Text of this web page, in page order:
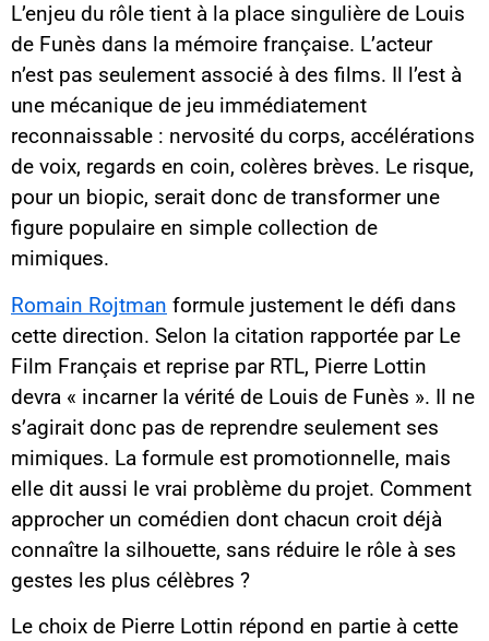
L’enjeu du rôle tient à la place singulière de Louis
de Funès dans la mémoire française. L’acteur
n’est pas seulement associé à des films. Il l’est à
une mécanique de jeu immédiatement
reconnaissable : nervosité du corps, accélérations
de voix, regards en coin, colères brèves. Le risque,
pour un biopic, serait donc de transformer une
figure populaire en simple collection de
mimiques.
Romain Rojtman formule justement le défi dans
cette direction. Selon la citation rapportée par Le
Film Français et reprise par RTL, Pierre Lottin
devra « incarner la vérité de Louis de Funès ». Il ne
s’agirait donc pas de reprendre seulement ses
mimiques. La formule est promotionnelle, mais
elle dit aussi le vrai problème du projet. Comment
approcher un comédien dont chacun croit déjà
connaître la silhouette, sans réduire le rôle à ses
gestes les plus célèbres ?
Le choix de Pierre Lottin répond en partie à cette